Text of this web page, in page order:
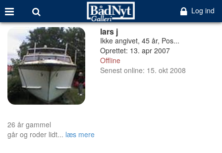
Log ind
lars j
Ikke angivet, 45 år, Pos...
Oprettet: 13. apr 2007
Offline
Senest online: 15. okt 2008
26 år gammel
går og roder lidt... læs mere